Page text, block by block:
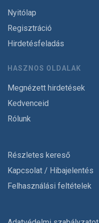
Nyitólap
Regisztráció
Hirdetésfeladás
HASZNOS OLDALAK
Megnézett hirdetések
Kedvenceid
Rólunk
Részletes kereső
Kapcsolat / Hibajelentés
Felhasználási feltételek